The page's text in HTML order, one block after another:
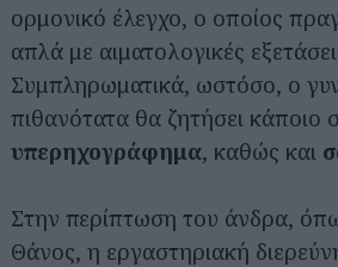
ορμονικό έλεγχο, ο οποίος
απλά με αιματολογικές
Συμπληρωματικά, ωστόσο, ο
πιθανότατα θα ζητήσει κάποιο
υπερηχογράφημα, καθώς και
Στην περίπτωση του άνδρα,
Θάνος, η εργαστηριακή